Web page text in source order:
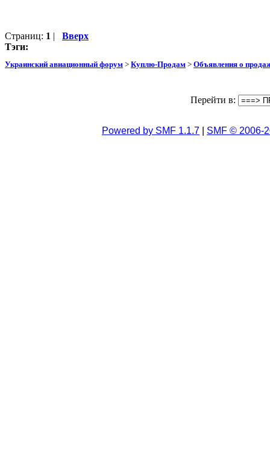
Страниц: 1 | Вверх
Тэги:
Украинский авиационный форум > Куплю-Продам > Объявления о
Перейти в:
Powered by SMF 1.1.7 SMF © 2006-